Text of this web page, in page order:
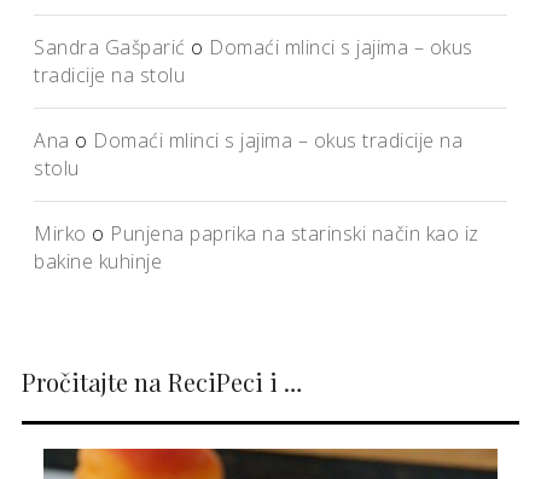
Sandra Gašparić o Domaći mlinci s jajima – okus
tradicije na stolu
Ana o Domaći mlinci s jajima – okus tradicije na
stolu
Mirko o Punjena paprika na starinski način kao iz
bakine kuhinje
Pročitajte na ReciPeci i …